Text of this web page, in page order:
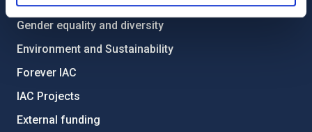
Gender equality and diversity
Environment and Sustainability
Forever IAC
IAC Projects
External funding